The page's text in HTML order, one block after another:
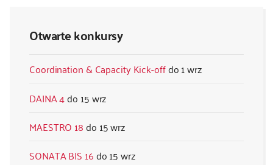
Otwarte konkursy
Coordination & Capacity Kick-off
1 wrz
DAINA 4
15 wrz
MAESTRO 18
15 wrz
SONATA BIS 16
15 wrz